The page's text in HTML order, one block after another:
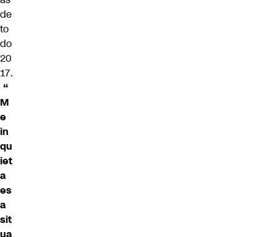
de
to
do
20
17.
“
M
e
in
qu
iet
a
es
a
sit
ua